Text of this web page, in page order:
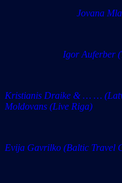
Jovana
Igor Auferber
Kristianis Draike &
Moldovans (Live Riga)
Evija Gavrilko (Baltic Travel